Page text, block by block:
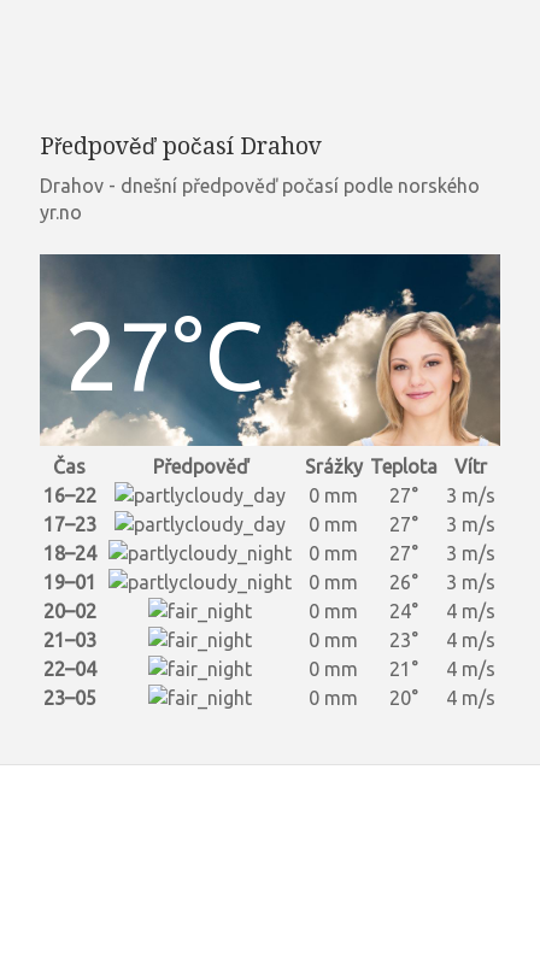
Předpověď počasí Drahov
Drahov - dnešní předpověď počasí podle norského
yr.no
27°C
Čas Předpověď Srážky Teplota
Vítr
16–22
0 mm 27°
3 m/s
17–23
0 mm 27°
3 m/s
18–24
0 mm 27°
3 m/s
19–01
0 mm 26°
3 m/s
20–02
0 mm 24°
4 m/s
21–03
0 mm 23°
4 m/s
22–04
0 mm 21°
4 m/s
23–05
0 mm 20° 4 m/s